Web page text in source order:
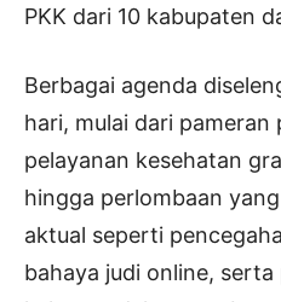
PKK dari 10 kabupaten
Berbagai agenda
hari, mulai dari pameran
pelayanan kesehatan
hingga perlombaan
aktual seperti
bahaya judi online,